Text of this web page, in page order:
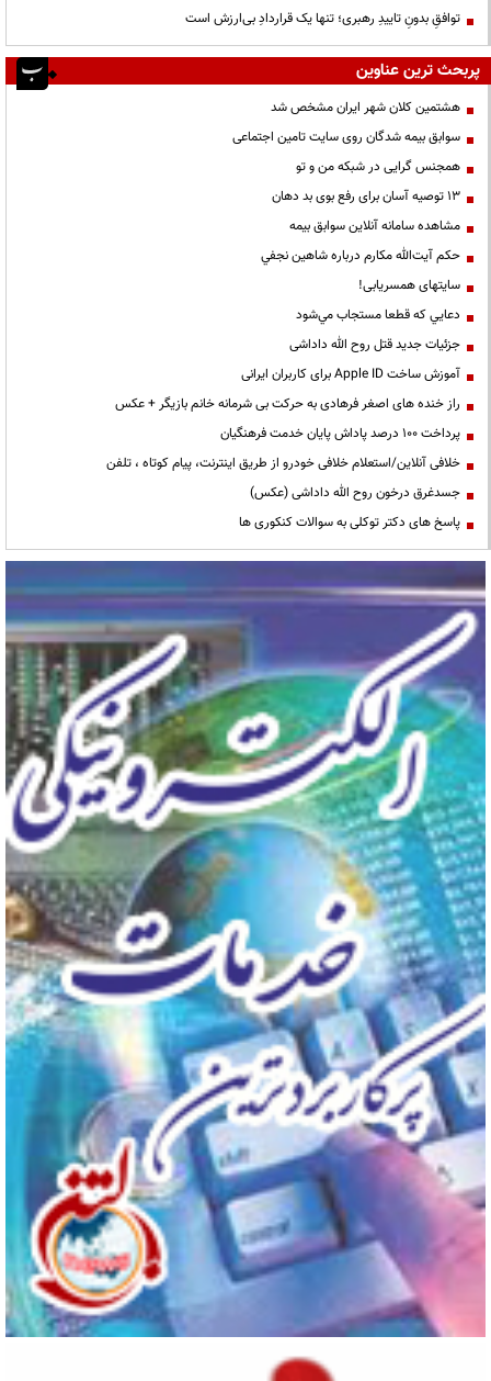
توافقِ بدونِ تاییدِ رهبری؛ تنها یک قراردادِ بی‌ارزش است
پربحث ترین عناوین
هشتمین کلان شهر ایران مشخص شد
سوابق بیمه شدگان روی سایت تامین اجتماعی
همجنس گرایی در شبکه من و تو
13 توصیه آسان برای رفع بوی بد دهان
مشاهده سامانه آنلاين سوابق بیمه
حكم آيت‌الله مكارم درباره شاهين نجفي
سایتهای همسریابی!
دعايي كه قطعا مستجاب مي‌شود
جزئیات جدید قتل روح الله داداشی
آموزش ساخت Apple ID برای کاربران ایرانی
راز خنده های اصغر فرهادی به حرکت بی شرمانه خانم بازیگر + عکس
پرداخت ۱۰۰ درصد پاداش پایان خدمت فرهنگیان
خلافی آنلاین/استعلام خلافی خودرو از طریق اینترنت، پیام کوتاه ، تلفن
جسدغرق درخون روح الله داداشی (عکس)
پاسخ های دکتر توکلی به سوالات کنکوری ها